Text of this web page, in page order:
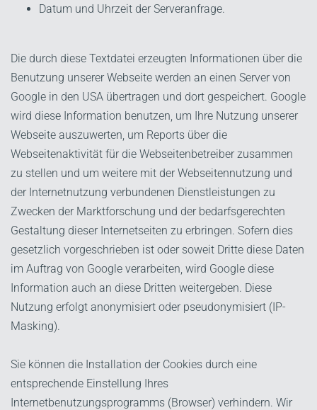
Datum und Uhrzeit der Serveranfrage.
Die durch diese Textdatei erzeugten Informationen über die
Benutzung unserer Webseite werden an einen Server von
Google in den USA übertragen und dort gespeichert. Google
wird diese Information benutzen, um Ihre Nutzung unserer
Webseite auszuwerten, um Reports über die
Webseitenaktivität für die Webseitenbetreiber zusammen
zu stellen und um weitere mit der Webseitennutzung und
der Internetnutzung verbundenen Dienstleistungen zu
Zwecken der Marktforschung und der bedarfsgerechten
Gestaltung dieser Internetseiten zu erbringen. Sofern dies
gesetzlich vorgeschrieben ist oder soweit Dritte diese Daten
im Auftrag von Google verarbeiten, wird Google diese
Information auch an diese Dritten weitergeben. Diese
Nutzung erfolgt anonymisiert oder pseudonymisiert (IP-
Masking).
Sie können die Installation der Cookies durch eine
entsprechende Einstellung Ihres
Internetbenutzungsprogramms (Browser) verhindern. Wir